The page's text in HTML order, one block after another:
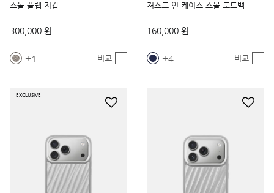
스몰 플랩 지갑
300,000 원
1 비교
저스트 인 케이스 스몰 토트백
160,000 원
4 비교
EXCLUSIVE